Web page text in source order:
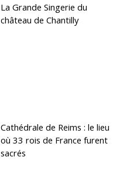
La Grande Singerie du
château de Chantilly
Cathédrale de Reims : le lieu
où 33 rois de France furent
sacrés